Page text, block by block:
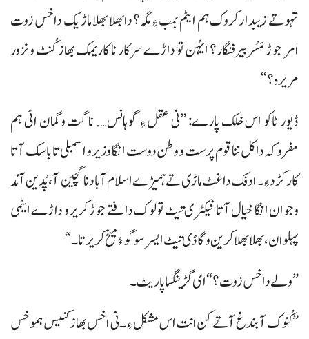
تہو تے زیبدارکروک ہم ایٹم بمب ءِ مگہ؟ دابھلا بھلا ماڑیک داخس زوت
امر جوڑ مَسُر بیرفنگار؟ ایہُن تو داڑے سرکار نا کاریمک بھاز کُنٹ و نزور
مریرہ ؟“
ڈیور ٹاکو اس خلک پارے: ”نی عقل ءِ گوہانس…. نا گت وگمان اٹی ہم
مفروکہ داکل ننا قوم پرست و وطن دوست انگا وزیرو اسمبلی تا باسک آتا
کارکڑد ءِ۔ اوفک دا غٹ ماڑی تے ہمیڑے اسلام آباد نا گچین آ، پُدین آ مُد
وجوان انگا خیال آتا فیکٹری تیٹ تولوک دافتے جوڑ کریرو داڑے ایٹمی
پہلوان، بھلا بھلا کرین وگاڈی تیٹ ایسر سوگو ءُ میخ کریر تا۔“
”ولے داخس زوت؟“ ای گڑینگسا پاریٹ۔
”کُنوک آ بندغ آتے کن انت اس مشکل ءِ۔ نی اخس بھاز کنیس ہموخس